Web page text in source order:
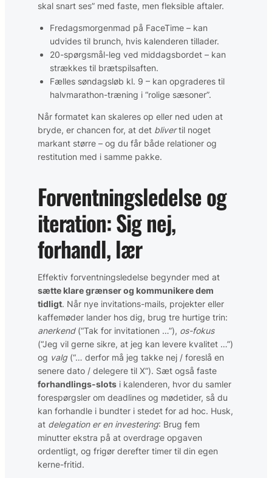
skal snart ses” med faste, men fleksible aftaler.
Fredags­morgenmad på FaceTime – kan
udvides til brunch, hvis kalenderen tillader.
20-spørgsmål-leg ved middagsbordet – kan
strækkes til brætspilsaften.
Fælles søndagsløb kl. 9 – kan opgraderes til
halvmara­thon-træning i “rolige sæsoner”.
Når formatet kan skaleres op eller ned uden at
bryde, er chancen for, at det blivertil noget
markant større – og du får både relationer og
restitution med i samme pakke.
Forventningsledelse og
iteration: Sig nej,
forhandl, lær
Effektiv forventningsledelse begynder med at
sætte klare grænser og kommunikere dem
tidligt. Når nye invitations-mails, projekter eller
kaffemøder lander hos dig, brug tre hurtige trin:
anerkend(“Tak for invitationen …”), os-fokus
(“Jeg vil gerne sikre, at jeg kan levere kvalitet …”)
og valg(“… derfor må jeg takke nej / foreslå en
senere dato / delegere til X”). Sæt også faste
forhandlings-slots i kalenderen, hvor du samler
forespørgsler om deadlines og mødetider, så du
kan forhandle i bundter i stedet for ad hoc. Husk,
at delegation er en investering: Brug fem
minutter ekstra på at overdrage opgaven
ordentligt, og frigør derefter timer til din egen
kerne-fritid.